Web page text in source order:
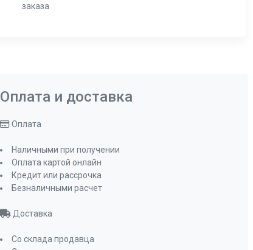
заказа
Оплата и доставка
Оплата
Наличными при получении
Оплата картой онлайн
Кредит или рассрочка
Безналичными расчет
Доставка
Со склада продавца